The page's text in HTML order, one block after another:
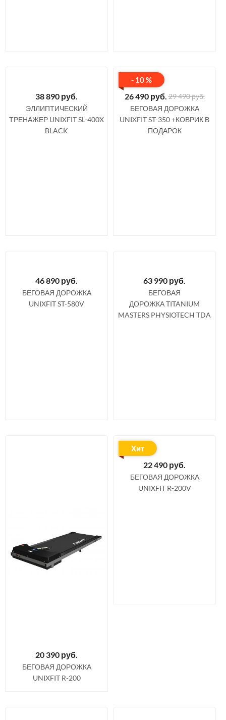
38 890 руб.
ЭЛЛИПТИЧЕСКИЙ
ТРЕНАЖЕР UNIXFIT SL-400X
BLACK
- 10 %
26 490 руб. 29 490 руб.
БЕГОВАЯ ДОРОЖКА
UNIXFIT ST-350 +КОВРИК В
ПОДАРОК
46 890 руб.
БЕГОВАЯ ДОРОЖКА
UNIXFIT ST-580V
63 990 руб.
БЕГОВАЯ
ДОРОЖКА TITANIUM
MASTERS PHYSIOTECH TDA
20 390 руб.
БЕГОВАЯ ДОРОЖКА
UNIXFIT R-200
Хит
22 490 руб.
БЕГОВАЯ ДОРОЖКА
UNIXFIT R-200V